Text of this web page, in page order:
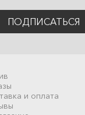
ПОДПИСАТЬСЯ
и оплата